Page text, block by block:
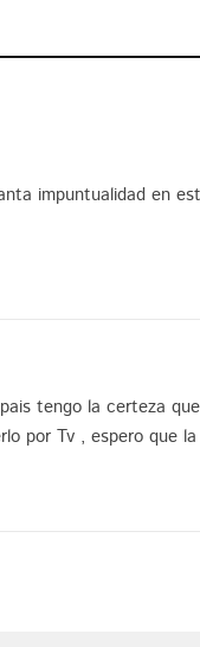
impuntualidad en
tengo la certeza
por Tv , espero que